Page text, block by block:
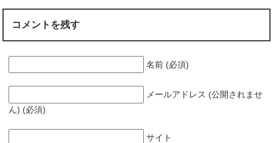
コメントを残す
名前 (必須)
メールアドレス (公開されませ
ん) (必須)
サイト